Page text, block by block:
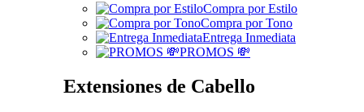
Compra por Estilo
Compra por Tono
Entrega Inmediata
PROMOS 💸
Extensiones de Cabello